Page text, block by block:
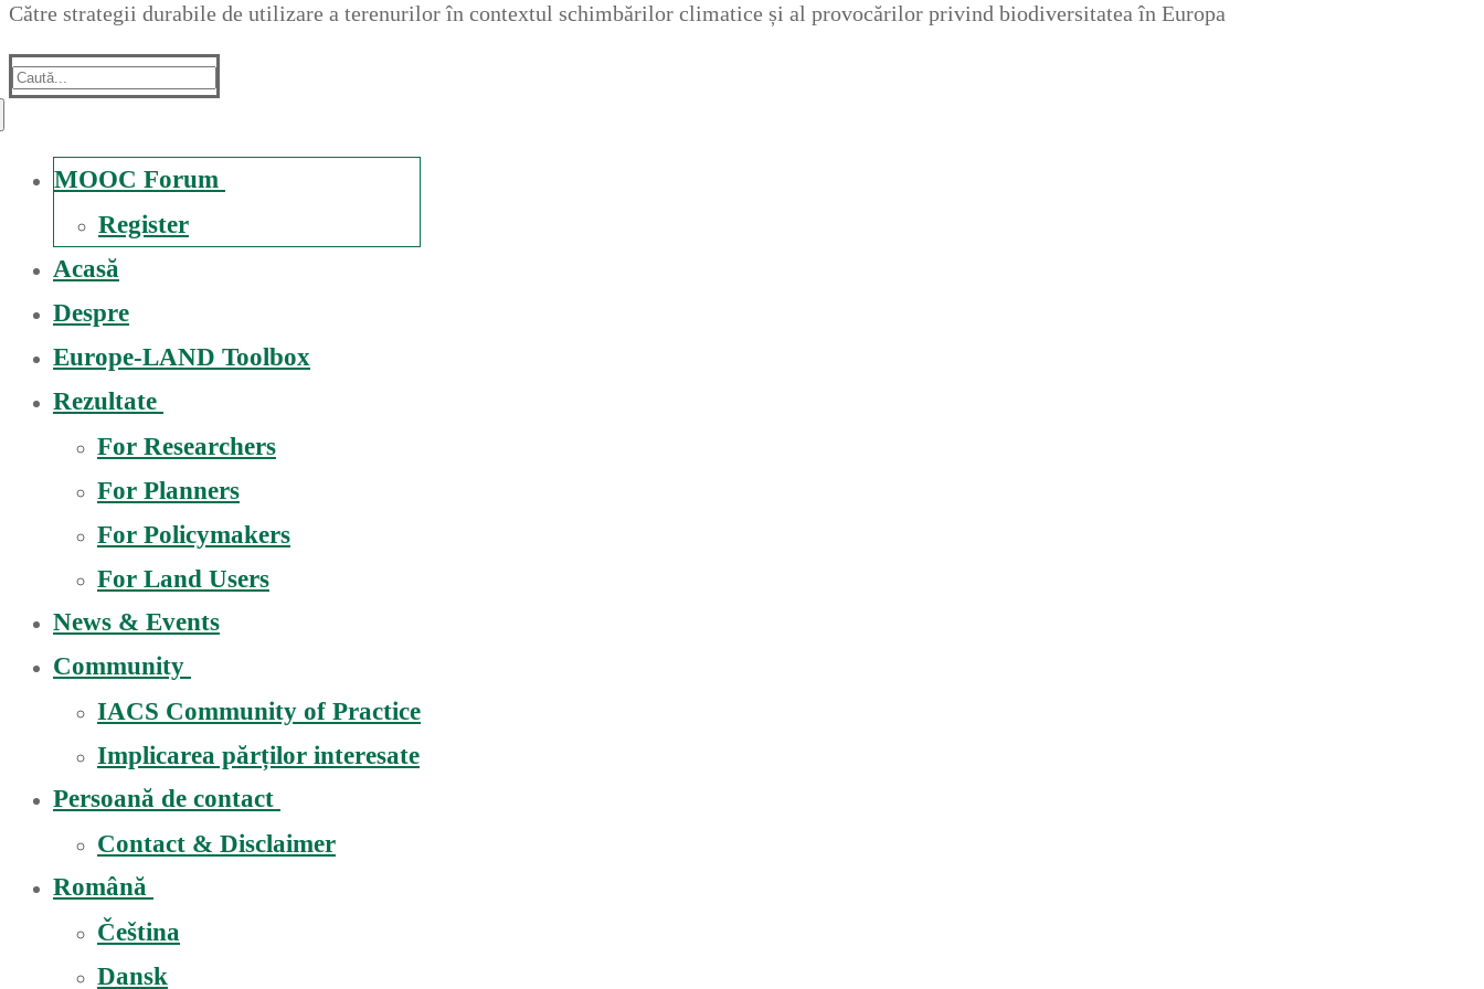
Către strategii durabile de utilizare a terenurilor în contextul schimbărilor climatice și al provocărilor privind biodiversitatea în Europa
Suche
MOOC Forum
Register
Acasă
Despre
Europe-LAND Toolbox
Rezultate
For Researchers
For Planners
For Policymakers
For Land Users
News & Events
Community
IACS Community of Practice
Implicarea părților interesate
Persoană de contact
Contact & Disclaimer
Română
Čeština
Dansk